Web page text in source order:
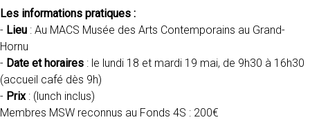
Les informations pratiques :
- Lieu : Au MACS Musée des Arts Contemporains au Grand-
Hornu
- Date et horaires : le lundi 18 et mardi 19 mai, de 9h30 à 16h30
(accueil café dès 9h)
- Prix: (lunch inclus)
Membres MSW reconnus au Fonds 4S : 200€